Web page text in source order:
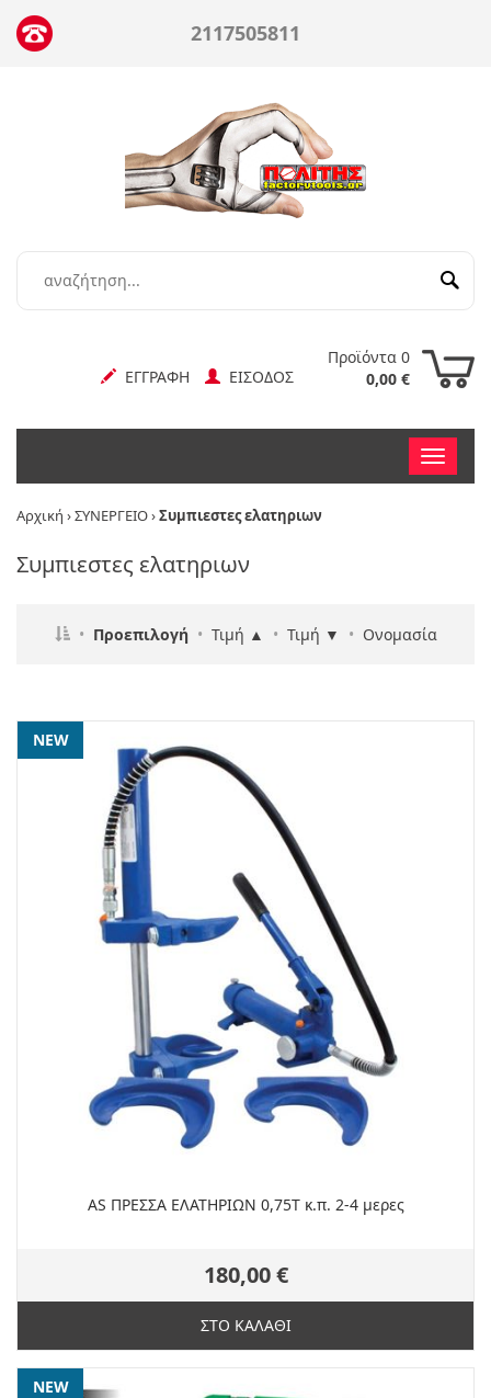
2117505811
Προϊόντα 0
0,00 €
ΕΓΓΡΑΦΗ ΕΙΣΟΔΟΣ
Toggle
nav
Αρχική ›ΣΥΝΕΡΓΕΙΟ›Συμπιεστες ελατηριων
Συμπιεστες ελατηριων
• Προεπιλογή• Τιμή ▲ • Τιμή ▼ • Ονομασία
NEW
AS ΠΡΕΣΣΑ ΕΛΑΤΗΡΙΩΝ 0,75Τ κ.π. 2-4 μερες
180,00 €
ΣΤΟ ΚΑΛΑΘΙ
NEW